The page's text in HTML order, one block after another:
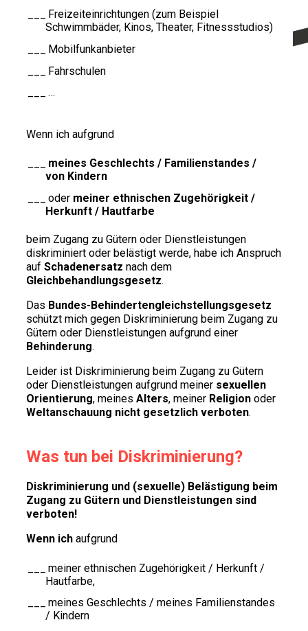
Freizeiteinrichtungen (zum Beispiel
Schwimmbäder, Kinos, Theater, Fitnessstudios)
Mobilfunkanbieter
Fahrschulen
…
Wenn ich aufgrund
meines Geschlechts / Familienstandes /
von Kindern
oder meiner ethnischen Zugehörigkeit /
Herkunft / Hautfarbe
beim Zugang zu Gütern oder Dienstleistungen
diskriminiert oder belästigt werde, habe ich Anspruch
aufSchadenersatz nach dem
Gleichbehandlungsgesetz.
Das Bundes-Behindertengleichstellungsgesetz
schützt mich gegen Diskriminierung beim Zugang zu
Gütern oder Dienstleistungen aufgrund einer
Behinderung.
Leider ist Diskriminierung beim Zugang zu Gütern
oder Dienstleistungen aufgrund meiner sexuellen
Orientierung, meinesAlters, meiner Religion oder
Weltanschauung nicht gesetzlich verboten.
Was tun bei Diskriminierung?
Diskriminierung und (sexuelle) Belästigung beim
Zugang zu Gütern und Dienstleistungen sind
verboten!
Wenn ich aufgrund
meiner ethnischen Zugehörigkeit / Herkunft /
Hautfarbe,
meines Geschlechts / meines Familienstandes
/ Kindern